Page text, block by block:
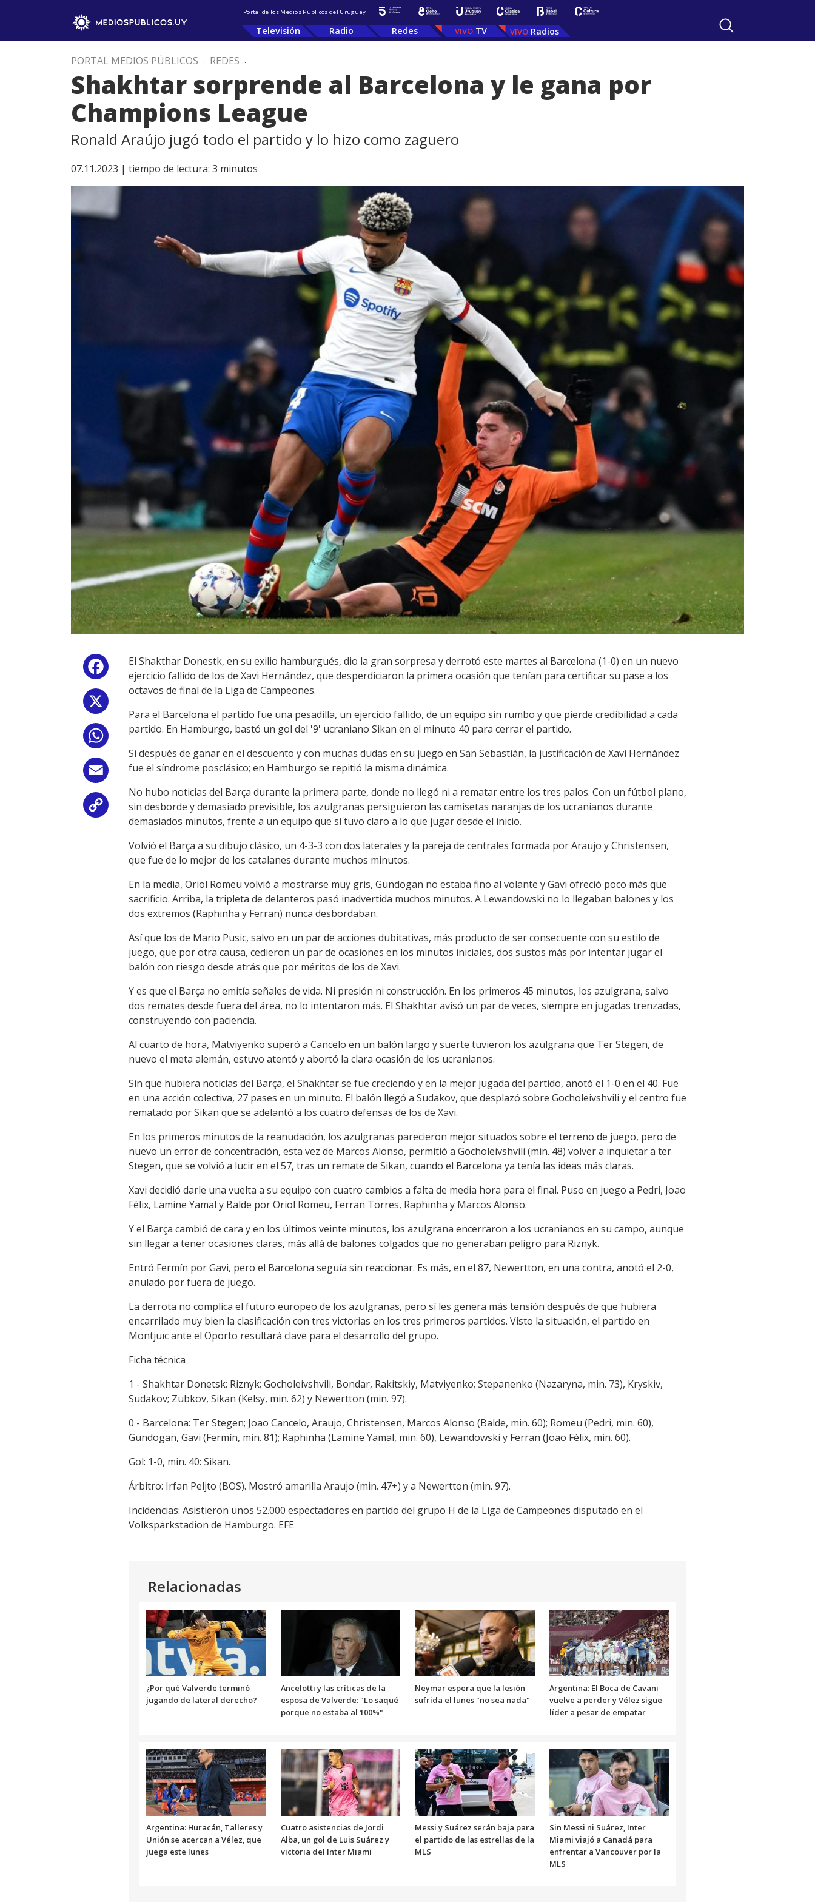
Portal de los Medios Públicos del Uruguay
Televisión Radio Redes TV Radios
PORTAL MEDIOS PÚBLICOS . REDES .
Shakhtar sorprende al Barcelona y le gana por
Champions League
Ronald Araújo jugó todo el partido y lo hizo como zaguero
07.11.2023 | tiempo de lectura: 3 minutos
Facebook
WhatsApp
Email
Copy
El Shakthar Donestk, en su exilio hamburgués, dio la gran sorpresa y derrotó este martes al Barcelona (1-0) en un nuevo
ejercicio fallido de los de Xavi Hernández, que desperdiciaron la primera ocasión que tenían para certificar su pase a los
octavos de final de la Liga de Campeones.
Para el Barcelona el partido fue una pesadilla, un ejercicio fallido, de un equipo sin rumbo y que pierde credibilidad a cada
partido. En Hamburgo, bastó un gol del '9' ucraniano Sikan en el minuto 40 para cerrar el partido.
Si después de ganar en el descuento y con muchas dudas en su juego en San Sebastián, la justificación de Xavi Hernández
fue el síndrome posclásico; en Hamburgo se repitió la misma dinámica.
No hubo noticias del Barça durante la primera parte, donde no llegó ni a rematar entre los tres palos. Con un fútbol plano,
sin desborde y demasiado previsible, los azulgranas persiguieron las camisetas naranjas de los ucranianos durante
demasiados minutos, frente a un equipo que sí tuvo claro a lo que jugar desde el inicio.
Volvió el Barça a su dibujo clásico, un 4-3-3 con dos laterales y la pareja de centrales formada por Araujo y Christensen,
que fue de lo mejor de los catalanes durante muchos minutos.
En la media, Oriol Romeu volvió a mostrarse muy gris, Gündogan no estaba fino al volante y Gavi ofreció poco más que
sacrificio. Arriba, la tripleta de delanteros pasó inadvertida muchos minutos. A Lewandowski no lo llegaban balones y los
dos extremos (Raphinha y Ferran) nunca desbordaban.
Así que los de Mario Pusic, salvo en un par de acciones dubitativas, más producto de ser consecuente con su estilo de
juego, que por otra causa, cedieron un par de ocasiones en los minutos iniciales, dos sustos más por intentar jugar el
balón con riesgo desde atrás que por méritos de los de Xavi.
Y es que el Barça no emitía señales de vida. Ni presión ni construcción. En los primeros 45 minutos, los azulgrana, salvo
dos remates desde fuera del área, no lo intentaron más. El Shakhtar avisó un par de veces, siempre en jugadas trenzadas,
construyendo con paciencia.
Al cuarto de hora, Matviyenko superó a Cancelo en un balón largo y suerte tuvieron los azulgrana que Ter Stegen, de
nuevo el meta alemán, estuvo atentó y abortó la clara ocasión de los ucranianos.
Sin que hubiera noticias del Barça, el Shakhtar se fue creciendo y en la mejor jugada del partido, anotó el 1-0 en el 40. Fue
en una acción colectiva, 27 pases en un minuto. El balón llegó a Sudakov, que desplazó sobre Gocholeivshvili y el centro fue
rematado por Sikan que se adelantó a los cuatro defensas de los de Xavi.
En los primeros minutos de la reanudación, los azulgranas parecieron mejor situados sobre el terreno de juego, pero de
nuevo un error de concentración, esta vez de Marcos Alonso, permitió a Gocholeivshvili (min. 48) volver a inquietar a ter
Stegen, que se volvió a lucir en el 57, tras un remate de Sikan, cuando el Barcelona ya tenía las ideas más claras.
Xavi decidió darle una vuelta a su equipo con cuatro cambios a falta de media hora para el final. Puso en juego a Pedri, Joao
Félix, Lamine Yamal y Balde por Oriol Romeu, Ferran Torres, Raphinha y Marcos Alonso.
Y el Barça cambió de cara y en los últimos veinte minutos, los azulgrana encerraron a los ucranianos en su campo, aunque
sin llegar a tener ocasiones claras, más allá de balones colgados que no generaban peligro para Riznyk.
Entró Fermín por Gavi, pero el Barcelona seguía sin reaccionar. Es más, en el 87, Newertton, en una contra, anotó el 2-0,
anulado por fuera de juego.
La derrota no complica el futuro europeo de los azulgranas, pero sí les genera más tensión después de que hubiera
encarrilado muy bien la clasificación con tres victorias en los tres primeros partidos. Visto la situación, el partido en
Montjuïc ante el Oporto resultará clave para el desarrollo del grupo.
Ficha técnica
1 - Shakhtar Donetsk: Riznyk; Gocholeivshvili, Bondar, Rakitskiy, Matviyenko; Stepanenko (Nazaryna, min. 73), Kryskiv,
Sudakov; Zubkov, Sikan (Kelsy, min. 62) y Newertton (min. 97).
0 - Barcelona: Ter Stegen; Joao Cancelo, Araujo, Christensen, Marcos Alonso (Balde, min. 60); Romeu (Pedri, min. 60),
Gündogan, Gavi (Fermín, min. 81); Raphinha (Lamine Yamal, min. 60), Lewandowski y Ferran (Joao Félix, min. 60).
Gol: 1-0, min. 40: Sikan.
Árbitro: Irfan Peljto (BOS). Mostró amarilla Araujo (min. 47+) y a Newertton (min. 97).
Incidencias: Asistieron unos 52.000 espectadores en partido del grupo H de la Liga de Campeones disputado en el
Volksparkstadion de Hamburgo. EFE
Relacionadas
¿Por qué Valverde terminó
jugando de lateral derecho?
Ancelotti y las críticas de la
esposa de Valverde: "Lo saqué
porque no estaba al 100%"
Neymar espera que la lesión
sufrida el lunes "no sea nada"
Argentina: El Boca de Cavani
vuelve a perder y Vélez sigue
líder a pesar de empatar
Argentina: Huracán, Talleres y
Unión se acercan a Vélez, que
juega este lunes
Cuatro asistencias de Jordi
Alba, un gol de Luis Suárez y
victoria del Inter Miami
Messi y Suárez serán baja para
el partido de las estrellas de la
MLS
Sin Messi ni Suárez, Inter
Miami viajó a Canadá para
enfrentar a Vancouver por la
MLS